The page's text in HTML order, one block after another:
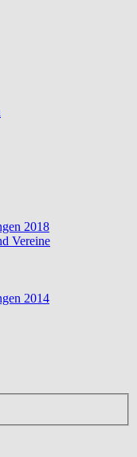
2018
Vereine
2014